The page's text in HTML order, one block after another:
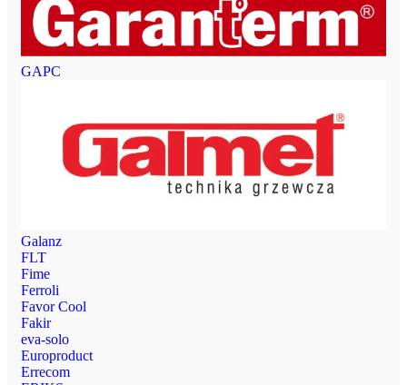
GAPC
Galanz
FLT
Fime
Ferroli
Favor Cool
Fakir
eva-solo
Europroduct
Errecom